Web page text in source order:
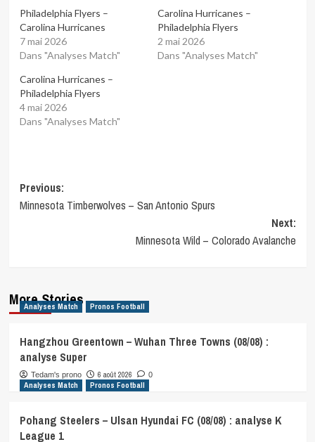
Philadelphia Flyers –
Carolina Hurricanes
7 mai 2026
Dans "Analyses Match"
Carolina Hurricanes –
Philadelphia Flyers
2 mai 2026
Dans "Analyses Match"
Carolina Hurricanes –
Philadelphia Flyers
4 mai 2026
Dans "Analyses Match"
Post
navigation
Previous:
Minnesota Timberwolves – San Antonio Spurs
Next:
Minnesota Wild – Colorado Avalanche
More Stories
Analyses Match Pronos Football
Hangzhou Greentown – Wuhan Three Towns (08/08) :
analyse Super
Tedam's prono 6 août 2026 0
Analyses Match Pronos Football
Pohang Steelers – Ulsan Hyundai FC (08/08) : analyse K
League 1